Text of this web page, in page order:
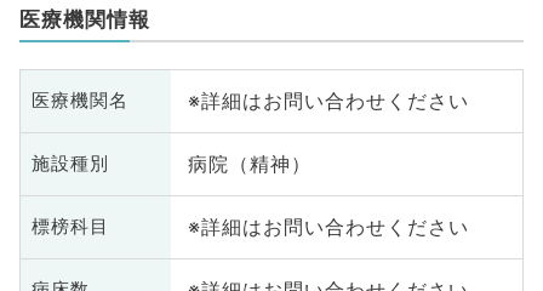
医療機関情報
医療機関名 ※詳細はお問い合わせください
施設種別 病院（精神）
標榜科目 ※詳細はお問い合わせください